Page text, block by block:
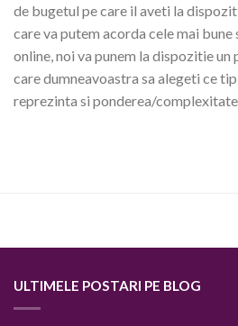
de bugetul pe care il aveti la
care va putem acorda cele mai
online, noi va punem la dispozitie
care dumneavoastra sa alegeti ce
reprezinta si ponderea/
ULTIMELE POSTARI PE BLOG